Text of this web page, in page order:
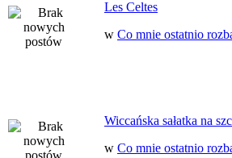
Les Celtes
w Co mnie ostatnio
Wiccańska sałatka na
w Co mnie ostatnio